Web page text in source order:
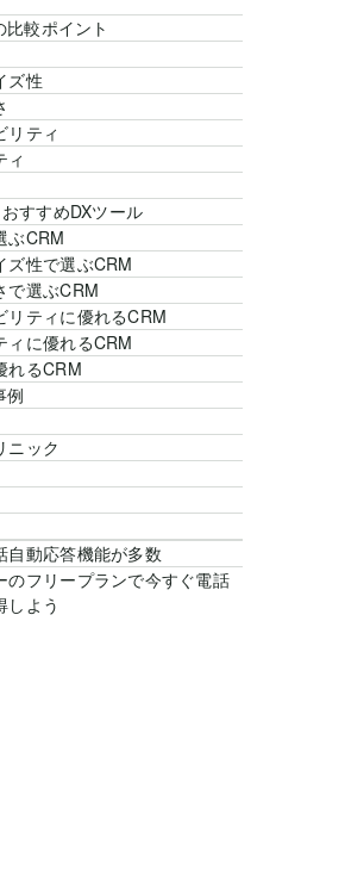
較ポイント
ズ性
リティ
ィ
すすめDXツール
ぶCRM
ズ性で選ぶCRM
で選ぶCRM
リティに優れるCRM
ィに優れるCRM
れるCRM
例
ニック
自動応答機能が多数
のフリープランで今すぐ電話
しよう